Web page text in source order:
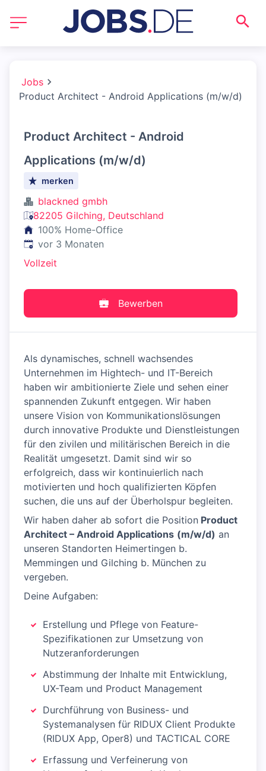
Jobs
Product Architect - Android Applications (m/w/d)
Product Architect - Android
Applications (m/w/d)
merken
blackned gmbh
82205 Gilching, Deutschland
100% Home-Office
Veröffentlicht:
vor 3 Monaten
Vollzeit
Bewerben
Als dynamisches, schnell wachsendes
Unternehmen im Hightech- und IT-Bereich
haben wir ambitionierte Ziele und sehen einer
spannenden Zukunft entgegen. Wir haben
unsere Vision von Kommunikationslösungen
durch innovative Produkte und Dienstleistungen
für den zivilen und militärischen Bereich in die
Realität umgesetzt. Damit sind wir so
erfolgreich, dass wir kontinuierlich nach
motivierten und hoch qualifizierten Köpfen
suchen, die uns auf der Überholspur begleiten.
Wir haben daher ab sofort die Position Product
Architect – Android Applications (m/w/d) an
unseren Standorten Heimertingen b.
Memmingen und Gilching b. München zu
vergeben.
Deine Aufgaben:
Erstellung und Pflege von Feature-
Spezifikationen zur Umsetzung von
Nutzeranforderungen
Abstimmung der Inhalte mit Entwicklung,
UX-Team und Product Management
Durchführung von Business- und
Systemanalysen für RIDUX Client Produkte
(RIDUX App, Oper8) und TACTICAL CORE
Erfassung und Verfeinerung von